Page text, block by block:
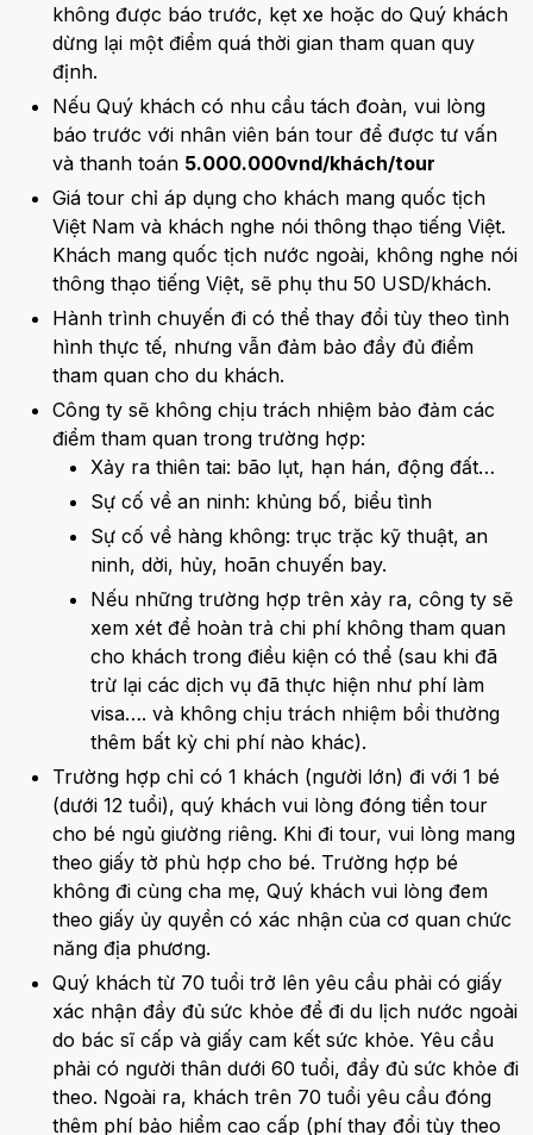
không được báo trước, kẹt xe hoặc do Quý khách
dừng lại một điểm quá thời gian tham quan quy
định.
Nếu Quý khách có nhu cầu tách đoàn, vui lòng
báo trước với nhân viên bán tour để được tư vấn
và thanh toán 5.000.000vnd/khách/tour
Giá tour chỉ áp dụng cho khách mang quốc tịch
Việt Nam và khách nghe nói thông thạo tiếng Việt.
Khách mang quốc tịch nước ngoài, không nghe nói
thông thạo tiếng Việt, sẽ phụ thu 50 USD/khách.
Hành trình chuyến đi có thể thay đổi tùy theo tình
hình thực tế, nhưng vẫn đảm bảo đầy đủ điểm
tham quan cho du khách.
Công ty sẽ không chịu trách nhiệm bảo đảm các
điểm tham quan trong trường hợp:
Xảy ra thiên tai: bão lụt, hạn hán, động đất…
Sự cố về an ninh: khủng bố, biểu tình
Sự cố về hàng không: trục trặc kỹ thuật, an
ninh, dời, hủy, hoãn chuyến bay.
Nếu những trường hợp trên xảy ra, công ty sẽ
xem xét để hoàn trả chi phí không tham quan
cho khách trong điều kiện có thể (sau khi đã
trừ lại các dịch vụ đã thực hiện như phí làm
visa…. và không chịu trách nhiệm bồi thường
thêm bất kỳ chi phí nào khác).
Trường hợp chỉ có 1 khách (người lớn) đi với 1 bé
(dưới 12 tuổi), quý khách vui lòng đóng tiền tour
cho bé ngủ giường riêng. Khi đi tour, vui lòng mang
theo giấy tờ phù hợp cho bé. Trường hợp bé
không đi cùng cha mẹ, Quý khách vui lòng đem
theo giấy ủy quyền có xác nhận của cơ quan chức
năng địa phương.
Quý khách từ 70 tuổi trở lên yêu cầu phải có giấy
xác nhận đầy đủ sức khỏe để đi du lịch nước ngoài
do bác sĩ cấp và giấy cam kết sức khỏe. Yêu cầu
phải có người thân dưới 60 tuổi, đầy đủ sức khỏe đi
theo. Ngoài ra, khách trên 70 tuổi yêu cầu đóng
thêm phí bảo hiểm cao cấp (phí thay đổi tùy theo